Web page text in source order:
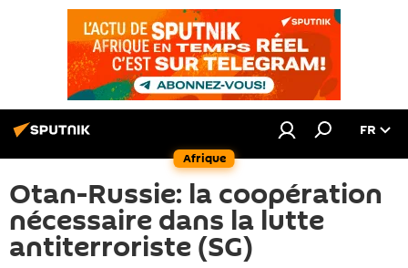
Afrique
FR
Otan-Russie: la coopération
nécessaire dans la lutte
antiterroriste (SG)